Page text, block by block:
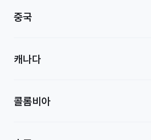
중국
캐나다
콜롬비아